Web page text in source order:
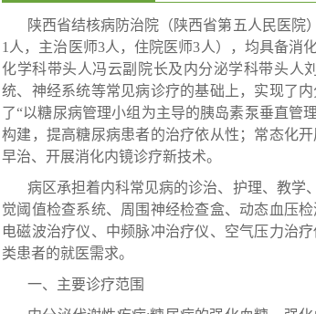
陕西省结核病防治院（陕西省第五人民医院
1人，主治医师3人，住院医师3人），均具备消
化学科带头人冯云副院长及内分泌学科带头人
统、神经系统等常见病诊疗的基础上，实现了
了“以糖尿病管理小组为主导的胰岛素泵垂直管
构建，提高糖尿病患者的治疗依从性；常态化
早治、开展消化内镜诊疗新技术。
病区承担着内科常见病的诊治、护理、教学
觉阈值检查系统、周围神经检查盒、动态血压
电磁波治疗仪、中频脉冲治疗仪、空气压力治
类患者的就医需求。
一、主要诊疗范围